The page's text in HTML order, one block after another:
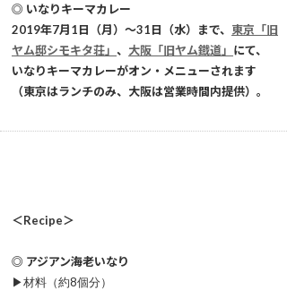
◎ いなりキーマカレー
2019年7月1日（月）～31日（水）まで、 東京「旧
ヤム邸シモキタ荘」 、 大阪「旧ヤム鐡道」 にて、
いなりキーマカレーがオン・メニューされます
（東京はランチのみ、大阪は営業時間内提供）。
＜Recipe＞
◎ アジアン海老いなり
▶材料（約8個分）